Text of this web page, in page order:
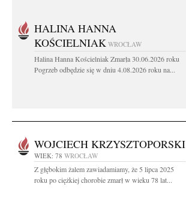
HALINA HANNA
KOŚCIELNIAK WROCŁAW
Halina Hanna Kościelniak Zmarła 30.06.2026 roku
Pogrzeb odbędzie się w dniu 4.08.2026 roku na...
WOJCIECH KRZYSZTOPORSKI
WIEK: 78 WROCŁAW
Z głębokim żalem zawiadamiamy, że 5 lipca 2025
roku po ciężkiej chorobie zmarł w wieku 78 lat...